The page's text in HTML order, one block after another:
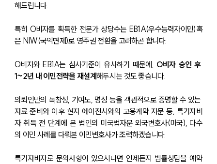
해드립니다.
특히 O비자를 획득한 전문가 상당수는 EB1A(우수능력자이민)혹
은 NIW(국익면제)로 영주권 전환을 고려하곤 합니다.
O비자와 EB1A는 심사기준이 유사하기 때문에, O비자 승인 후
1~2년 내 이민전략을 재설계해두시는 것도 좋습니다.
의뢰인만의 독창성, 기여도, 명성 등을 객관적으로 증명할 수 있는
자료 준비와 이후 현지 에이전시와의 고용계약 자문 등, 특기자비
자 취득 전 단계에 본 법인의 미국법자문 외국변호사(미국), 다수
의 이민 사례를 다뤄본 이민변호사가 조력하겠습니다.
특기자비자로 문의사항이 있으시다면 언제든지 법률상담을 예약